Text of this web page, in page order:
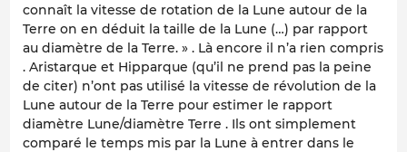
connaît la vitesse de rotation de la Lune autour de la
Terre on en déduit la taille de la Lune (…) par rapport
au diamètre de la Terre. » . Là encore il n’a rien compris
. Aristarque et Hipparque (qu’il ne prend pas la peine
de citer) n’ont pas utilisé la vitesse de révolution de la
Lune autour de la Terre pour estimer le rapport
diamètre Lune/diamètre Terre . Ils ont simplement
comparé le temps mis par la Lune à entrer dans le